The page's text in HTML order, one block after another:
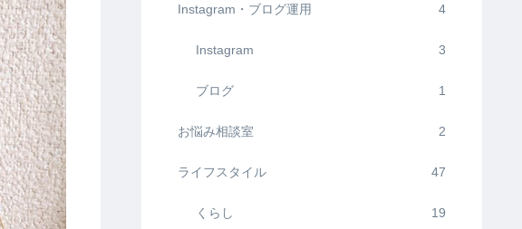
Instagram・ブログ運用 4
Instagram 3
ブログ 1
お悩み相談室 2
ライフスタイル 47
くらし 19